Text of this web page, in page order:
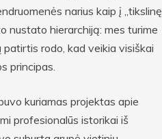
narius kaip į „tikslinę
nustato hierarchiją: mes turime
patirtis rodo, kad veikia visiškai
principas.
kuriamas projektas apie
profesionalūs istorikai iš